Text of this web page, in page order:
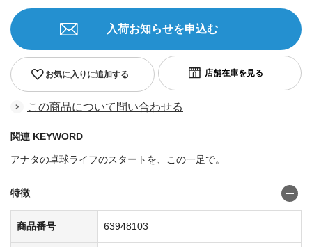
お気に入りに追加する
入荷お知らせを申込む
この商品について問い合わせる
関連 KEYWORD
アナタの卓球ライフのスタートを、この一足で。
特徴
商品番号 63948103